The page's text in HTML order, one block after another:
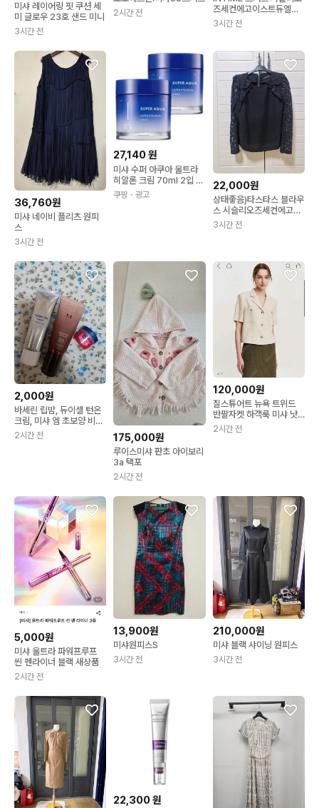
미샤 레이어링 핏 쿠션 세
미 글로우 23호 샌드 미니
3시간 전
2시간 전
즈세컨에고이스트듀엘미
샤sjsj온앤온지컷쥬크레
니본
3시간 전
36,760원
미샤 네이비 플리츠 원피
스
3시간 전
27,140원
미샤 수퍼 아쿠아 울트라
히알론 크림 70ml 2입 기
획 세트 보습 저자극 데일
리 수분크림 스킨케어 기
쿠팡 ・광고
22,000원
상태좋음)타스타스 블라우
스 시슬리오즈세컨에고이
스트듀엘미샤sjsj온앤온
보브지컷헤지스
3시간 전
2,000원
바세린 립밤, 듀이셀 턴온
크림, 미샤 엠 초보양 비비
크림 23호
2시간 전 175,000원
루이스미샤 판초 아이보리
3a 택포
2시간 전
120,000원
질스튜어트 뉴욕 트위드
반팔자켓 하객룩 미샤 낫
띵리튼
2시간 전
5,000원
미샤 울트라 파워프루프
씬 펜라이너 블랙 새상품
2시간 전
13,900원
미샤원피스S
3시간 전
210,000원
미샤 블랙 샤이닝 원피스
3시간 전
22,300원